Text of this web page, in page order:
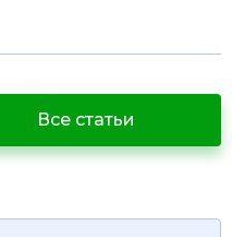
Все статьи